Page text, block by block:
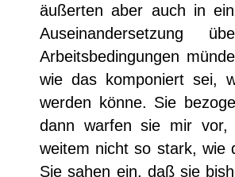
äußerten aber auch in
Arbeitsbedingungen
wie das komponiert sei,
werden könne. Sie
dann warfen sie mir vor,
weitem nicht so stark, wie
Sie sahen ein, daß sie